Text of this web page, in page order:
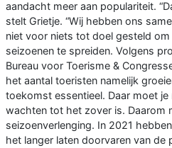
aandacht meer aan populariteit.
stelt Grietje. “Wij hebben ons
niet voor niets tot doel gesteld
seizoenen te spreiden. Volgens
Bureau voor Toerisme &
het aantal toeristen namelijk
toekomst essentieel. Daar moet je
wachten tot het zover is. Daarom
seizoenverlenging. In 2021
het langer laten doorvaren van de